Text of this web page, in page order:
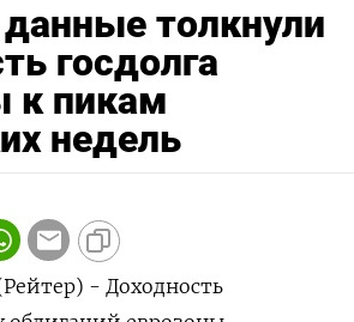
толкнули
госдолга
к пикам
недель
- Доходность